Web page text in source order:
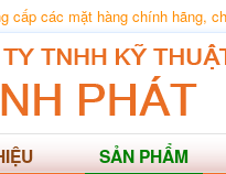
cấp các mặt hàng chính hãng,
SẢN PHẨM